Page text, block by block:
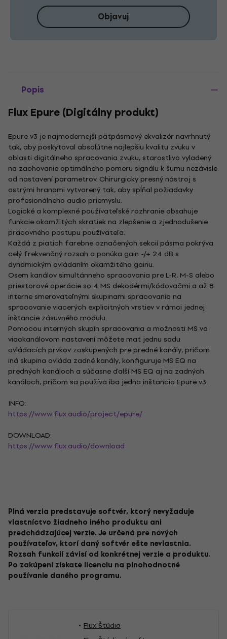
Objavuj
Popis
Flux Epure (Digitálny produkt)
Epure v3 je najmodernejší päťpásmový ekvalizér navrhnutý
tak, aby poskytoval absolútne najlepšiu kvalitu zvuku v
oblasti digitálneho spracovania zvuku, starostlivo vyladený
na zachovanie optimálneho pomeru signálu k šumu nezávisle
od nastavení parametrov. Chirurgicky presný nástroj s
ostrými hranami vytvorený tak, aby spĺňal požiadavky
profesionálneho audio priemyslu.
Logické a komplexné používateľské rozhranie obsahuje
funkcie okamžitých skratiek na zlepšenie a zjednodušenie
pracovného postupu používateľa.
Každá z piatich farebne označených sekcií pásma pokrýva
celý frekvenčný rozsah a ponúka gain -/+ 24 dB s
dynamickým ovládaním okamžitého gainu.
Osem kanálov simultánneho spracovania pre L-R, M-S alebo
priestorové operácie so 4 MS dekodérmi/kódovačmi a až 8
interne smerovateľnými skupinami spracovania na
spracovanie viacerých explicitných vrstiev v rámci jednej
inštancie zásuvného modulu.
Pomocou interných skupín spracovania a možnosti MS vo
viackanálovom nastavení môžete mať jednu sadu
ovládacích prvkov zoskupených pre predné kanály, pričom
iná skupina ovláda zadné kanály, konfiguruje MS EQ na
predných kanáloch a súčasne ďalší MS EQ aj na zadných
kanáloch, pričom sa používa iba jedna inštancia Epure v3.
INFO:
https://www.flux.audio/project/epure/
DOWNLOAD:
https://www.flux.audio/download
Plná verzia predstavuje softvér, ktorý nevyžaduje
vlastníctvo žiadneho iného produktu ani
predchádzajúcej verzie. Je určená pre nových
používateľov, ktorí daný softvér ešte nevlastnia.
Rozsah funkcií závisí od konkrétnej verzie a produktu.
Po zakúpení získate licenciu na plnohodnotné
používanie daného programu.
Flux Štúdio